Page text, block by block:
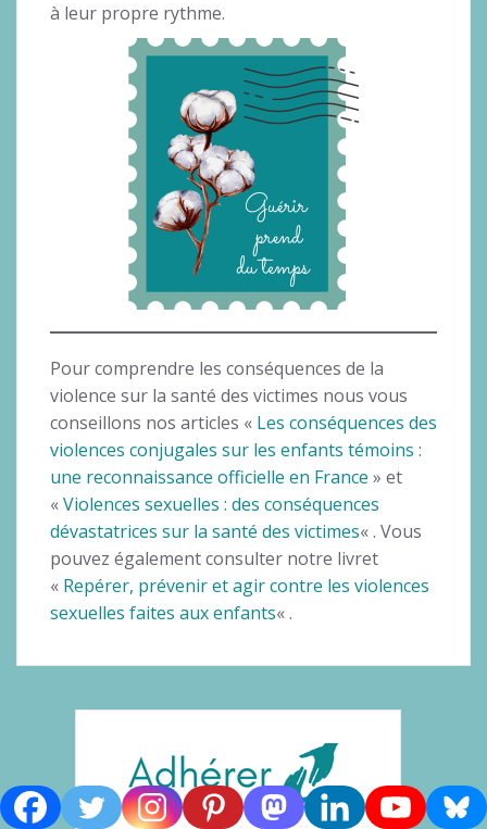
à leur propre rythme.
Pour comprendre les conséquences de la
violence sur la santé des victimes nous vous
conseillons nos articles « Les conséquences des
violences conjugales sur les enfants témoins :
une reconnaissance officielle en France » et
«Violences sexuelles : des conséquences
dévastatrices sur la santé des victimes« . Vous
pouvez également consulter notre livret
« Repérer, prévenir et agir contre les violences
sexuelles faites aux enfants« .